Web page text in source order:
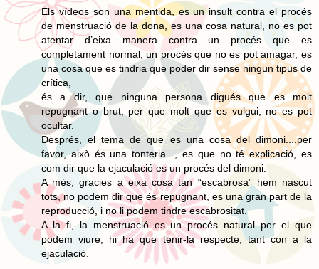
Els vídeos son una mentida, es un insult contra el procés
de menstruació de la dona, es una cosa natural, no es pot
atentar d’eixa manera contra un procés que es
completament normal, un procés que no es pot amagar, es
una cosa que es tindria que poder dir sense ningun tipus de
crítica,
és a dir, que ninguna persona digués que es molt
repugnant o brut, per que molt que es vulgui, no es pot
ocultar.
Després, el tema de que es una cosa del dimoni....per
favor, això és una tonteria..., es que no té explicació, es
com dir que la ejaculació es un procés del dimoni.
A més, gracies a eixa cosa tan “escabrosa” hem nascut
tots, no podem dir que és repugnant, es una gran part de la
reproducció, i no li podem tindre escabrositat.
A la fi, la menstruació es un procés natural per el que
podem viure, hi ha que tenir-la respecte, tant con a la
ejaculació.